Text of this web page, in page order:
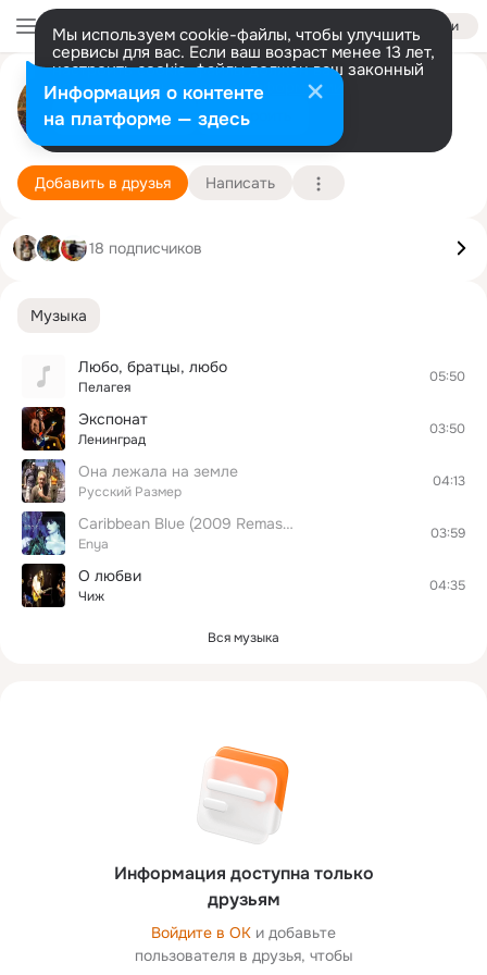
Войти
Мы используем cookie-файлы, чтобы улучшить
сервисы для вас. Если ваш возраст менее 13 лет,
настроить cookie-файлы должен ваш законный
представитель. Больше информации
Разрешить все Настроить
Дмитрий Борисов
Тула 7 декабря Подробнее
Добавить в друзья Написать
Музыка
Любо, братцы, любо
Пелагея
05:50
Экспонат
Ленинград
03:50
Она лежала на земле
Русский Размер
04:13
Caribbean Blue (2009 Remastered Version)
Enya
03:59
О любви
Чиж
04:35
Вся музыка
Информация доступна только
друзьям
Войдите в ОК и добавьте
пользователя в друзья, чтобы
18 подписчиков
Информация о контенте
на платформе — здесь